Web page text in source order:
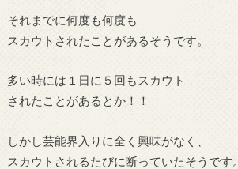
それまでに何度も何度も
スカウトされたことがあるそうです。
多い時には１日に５回もスカウト
されたことがあるとか！！
しかし芸能界入りに全く興味がなく、
スカウトされるたびに断っていたそうです。